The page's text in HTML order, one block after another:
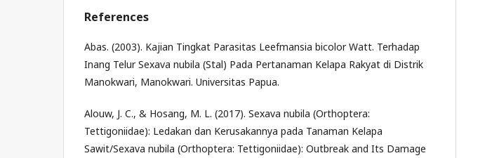
References
Abas. (2003). Kajian Tingkat Parasitas Leefmansia bicolor Watt. Terhadap
Inang Telur Sexava nubila (Stal) Pada Pertanaman Kelapa Rakyat di Distrik
Manokwari, Manokwari. Universitas Papua.
Alouw, J. C., & Hosang, M. L. (2017). Sexava nubila (Orthoptera:
Tettigoniidae): Ledakan dan Kerusakannya pada Tanaman Kelapa
Sawit/Sexava nubila (Orthoptera: Tettigoniidae): Outbreak and Its Damage